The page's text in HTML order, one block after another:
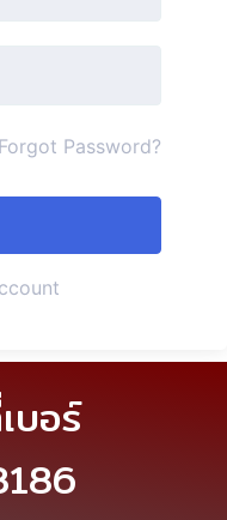
Forgot Password?
บอร์